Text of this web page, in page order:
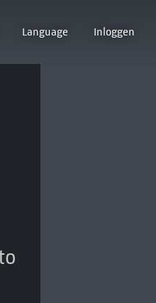
Language Inloggen